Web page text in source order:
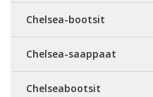
Chelsea-bootsit
Chelsea-saappaat
Chelseabootsit